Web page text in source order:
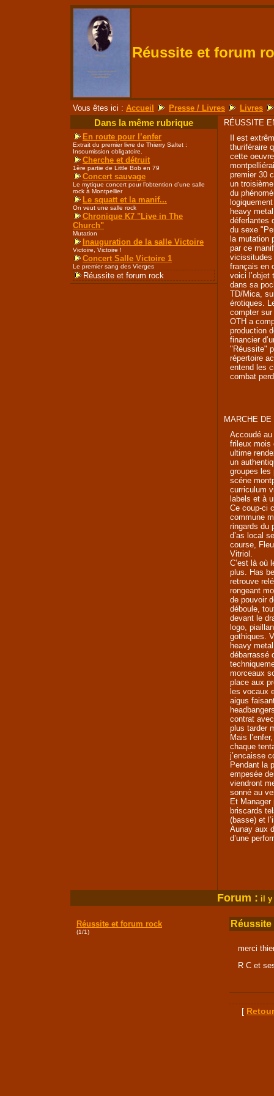
Réussite et forum
Vous êtes ici : Accueil Presse / Livres Livres
Dans la même rubrique
En route pour l’enfer
Extrait du premier livre de Thierry Saltet :
Insoumission obligatoire.
Cherche et détruit
1ère partie de Little Bob en 79
Concert sauvage
Le mytique concert pour l’obtention d’une salle
rock à Montpellier
Le squatt et la manif...
On veut une salle rock
Chronique K7 "Live in The
Church"
Mutation
Inauguration de la salle Victoire
Victoire, Victoire !
Concert Salle Victoire 1
Le premier sang des Vierges
Réussite et forum rock
RÉUSSITE
Il est
thuriféraire
cette
premier 30
un
du
heavy
déferlantes
du sexe
la mutation
par ce
vicissitudes
français en
voici l’objet
dans sa
TD/Mica,
érotiques.
compter
OTH a
production
financier
"Réussite"
répertoire
entend les
combat
MARCHE DE
Accoudé au
frileux mois
ultime
un
groupes les
scéne
curriculum
labels et à
Ce coup-ci
commune
ringards du
d’as local
course,
Vitriol.
C’est là où
plus. Has
retrouve
rongeant
de pouvoir
déboule,
devant le
logo,
gothiques.
heavy
débarrassé
morceaux
place aux
les vocaux
aigus
contrat
plus tarder
Mais
chaque
j’encaisse
Pendant la
empesée
viendront
sonné au
Et
briscards
(basse) et
Aunay aux
d’une
Forum : i l
Réussite et forum rock
(1/1)
merci
R C et
[